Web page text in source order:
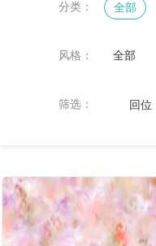
分类： 全部
风格： 全部
筛选：